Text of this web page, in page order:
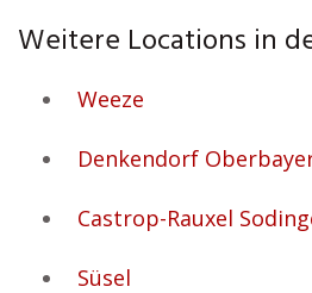
Weitere Locations in
Weeze
Denkendorf
Castrop-Rauxel
Süsel